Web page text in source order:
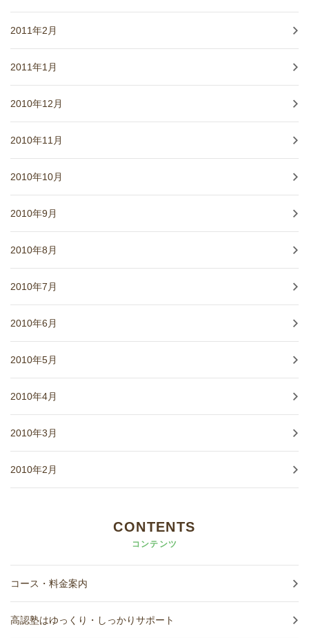
2011年2月
2011年1月
2010年12月
2010年11月
2010年10月
2010年9月
2010年8月
2010年7月
2010年6月
2010年5月
2010年4月
2010年3月
2010年2月
CONTENTS
コンテンツ
コース・料金案内
高認塾はゆっくり・しっかりサポート